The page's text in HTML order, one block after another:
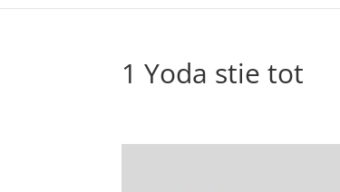
1 Yoda stie tot